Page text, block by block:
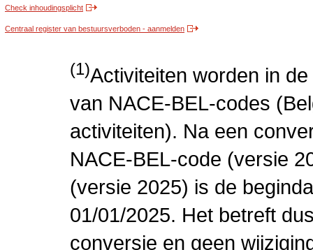
Check inhoudingsplicht
Centraal register van bestuursverboden - aanmelden
(1)Activiteiten worden in
van NACE-BEL-codes
activiteiten). Na een
NACE-BEL-code (versie
(versie 2025) is de
01/01/2025. Het betreft
conversie en geen